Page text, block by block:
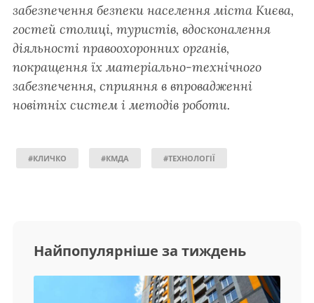
забезпечення безпеки населення міста Києва,
гостей столиці, туристів, вдосконалення
діяльності правоохоронних органів,
покращення їх матеріально-технічного
забезпечення, сприяння в впровадженні
новітніх систем і методів роботи.
#КЛИЧКО #КМДА #ТЕХНОЛОГІЇ
Найпопулярніше за тиждень